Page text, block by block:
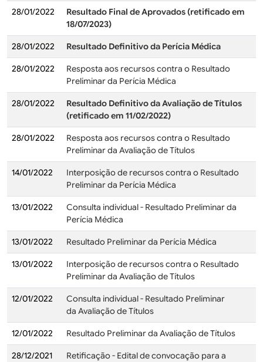
28/01/2022
Resultado Final de Aprovados (retificado em
18/07/2023)
28/01/2022 Resultado Definitivo da Perícia Médica
28/01/2022
Resposta aos recursos contra o Resultado
Preliminar da Perícia Médica
28/01/2022
Resultado Definitivo da Avaliação de Títulos
(retificado em 11/02/2022)
28/01/2022
Resposta aos recursos contra o Resultado
Preliminar da Avaliação de Títulos
14/01/2022
Interposição de recursos contra o Resultado
Preliminar da Perícia Médica
13/01/2022
Consulta individual - Resultado Preliminar da
Perícia Médica
13/01/2022 Resultado Preliminar da Perícia Médica
13/01/2022
Interposição de recursos contra o Resultado
Preliminar da Avaliação de Títulos
12/01/2022
Consulta individual - Resultado Preliminar
da Avaliação de Títulos
12/01/2022 Resultado Preliminar da Avaliação de Títulos
28/12/2021
Retificação - Edital de convocação para a